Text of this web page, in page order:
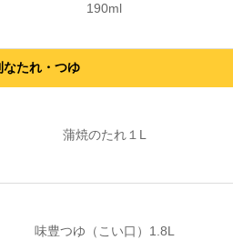
190ml
なたれ・つゆ
蒲焼のたれ１L
味豊つゆ（こい口）1.8L